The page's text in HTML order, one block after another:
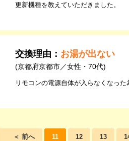
更新機種を教えていただきました。
交換理由： お湯が出ない
(京都府京都市／女性・70代)
リモコンの電源自体が入らなくなった
＜ 前へ 11 12 13